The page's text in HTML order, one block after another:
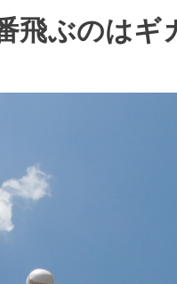
飛ぶのはギ